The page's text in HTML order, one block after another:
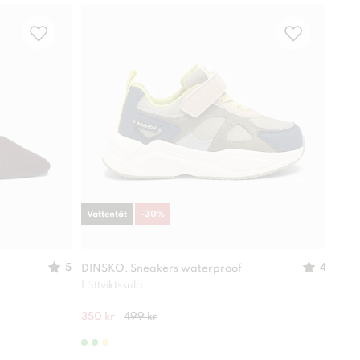
5 DINSKO, Sneakers waterproof
4
Lättviktssula
350 kr 499 kr
Vattentät -30%